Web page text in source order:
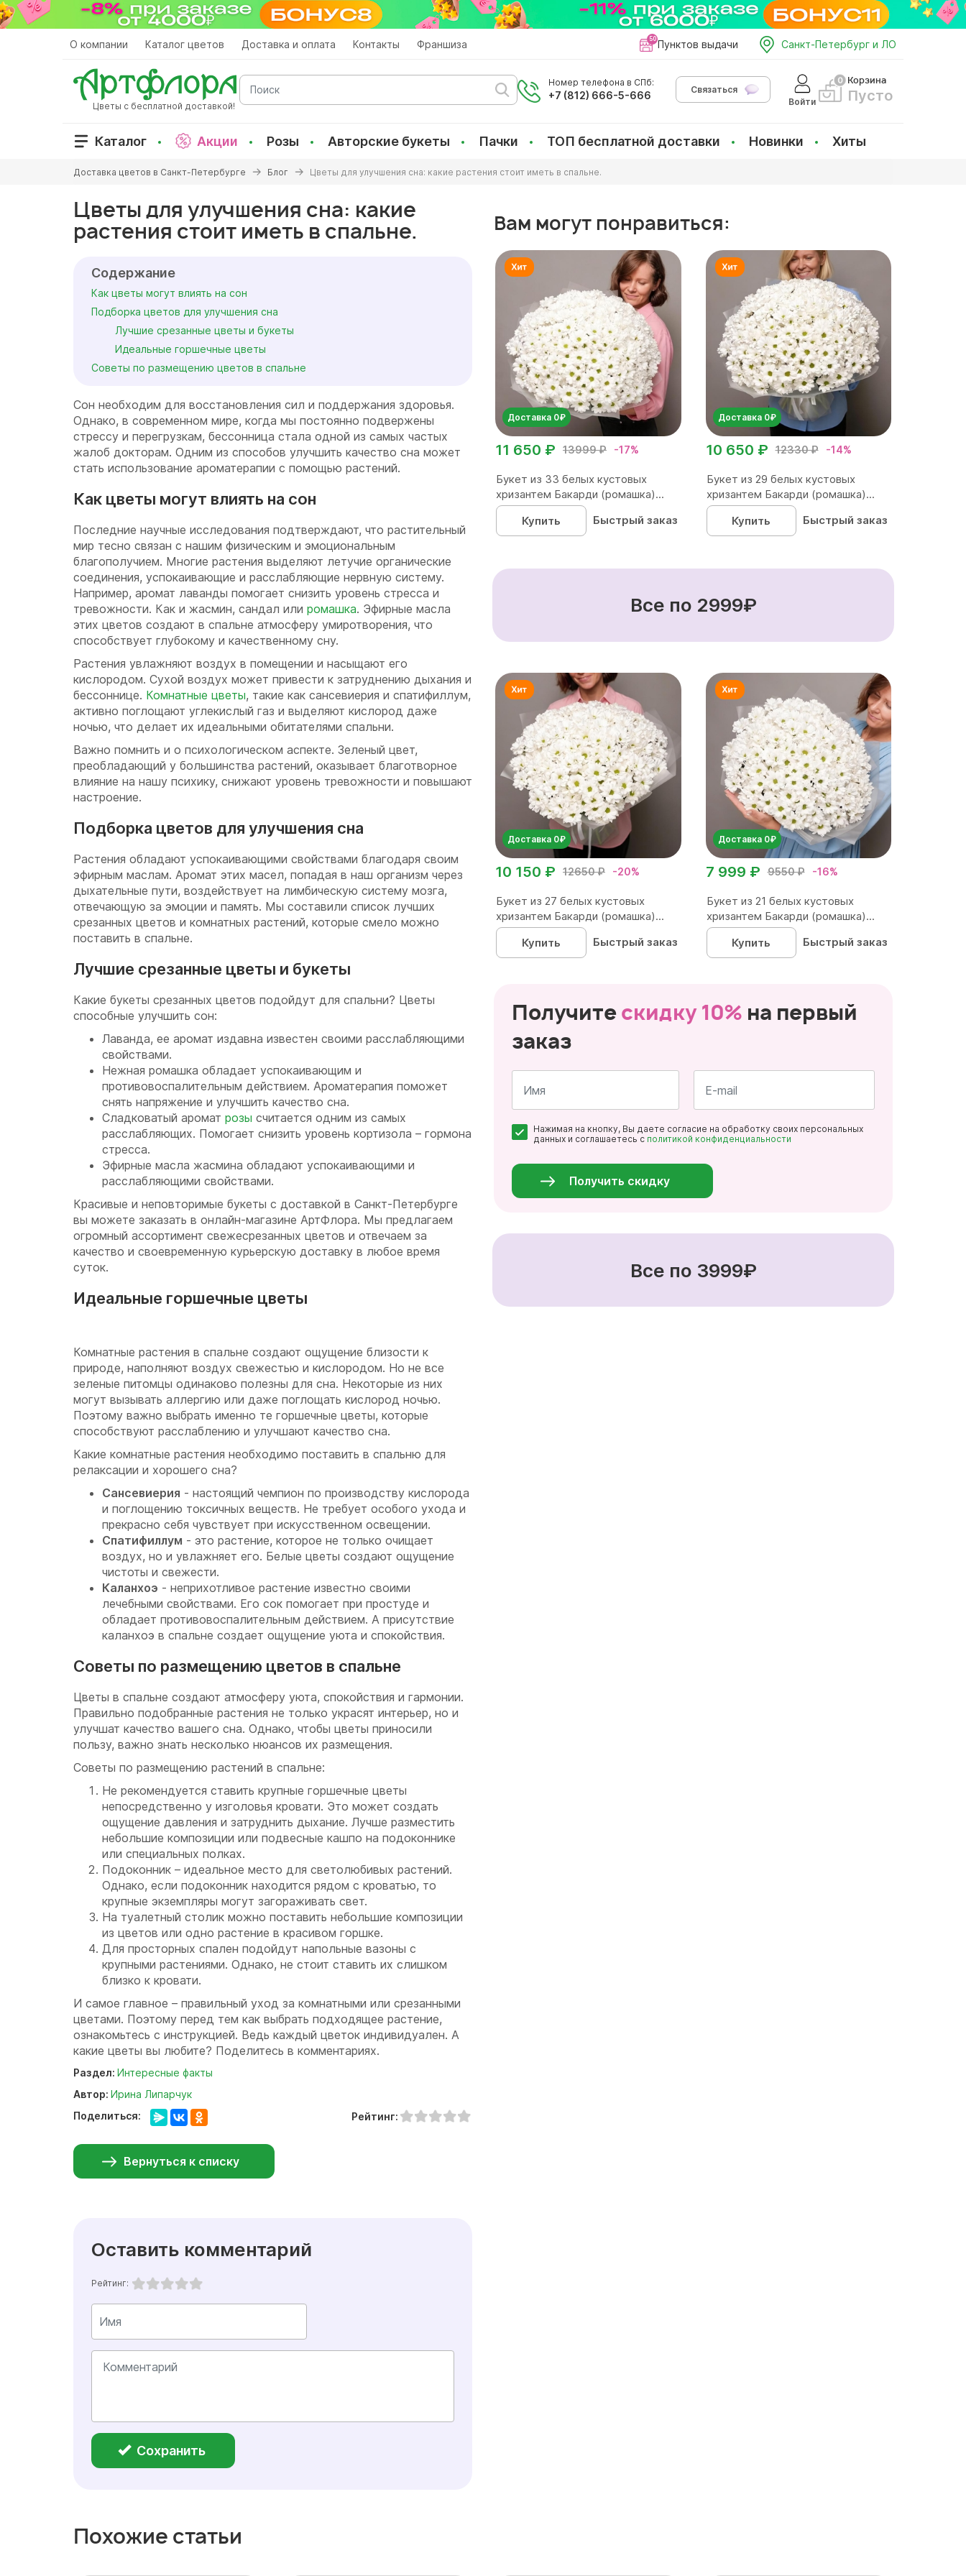
Перейти
к
О компании Каталог цветов Доставка и оплата Контакты Франшиза Пунктов выдачи Санкт-Петербург и ЛО
Цветы с бесплатной доставкой!
Поиск
Номер телефона в СПб:
+7 (812) 666-5-666
Связаться
Войти
Корзина
Пусто
Каталог Акции Розы Авторские букеты Пачки ТОП бесплатной доставки Новинки Хиты
здесь
Доставка цветов в Санкт-Петербурге Блог Цветы для улучшения сна: какие растения стоит иметь в спальне.
Цветы для улучшения сна: какие
растения стоит иметь в спальне.
Содержание
Как цветы могут влиять на сон
Подборка цветов для улучшения сна
Лучшие срезанные цветы и букеты
Идеальные горшечные цветы
Советы по размещению цветов в спальне
Сон необходим для восстановления сил и поддержания здоровья.
Однако, в современном мире, когда мы постоянно подвержены
стрессу и перегрузкам, бессонница стала одной из самых частых
жалоб докторам. Одним из способов улучшить качество сна может
стать использование ароматерапии с помощью растений.
Как цветы могут влиять на сон
Последние научные исследования подтверждают, что растительный
мир тесно связан с нашим физическим и эмоциональным
благополучием. Многие растения выделяют летучие органические
соединения, успокаивающие и расслабляющие нервную систему.
Например, аромат лаванды помогает снизить уровень стресса и
тревожности. Как и жасмин, сандал или ромашка. Эфирные масла
этих цветов создают в спальне атмосферу умиротворения, что
способствует глубокому и качественному сну.
Растения увлажняют воздух в помещении и насыщают его
кислородом. Сухой воздух может привести к затруднению дыхания и
бессоннице. Комнатные цветы, такие как сансевиерия и спатифиллум,
активно поглощают углекислый газ и выделяют кислород даже
ночью, что делает их идеальными обитателями спальни.
Важно помнить и о психологическом аспекте. Зеленый цвет,
преобладающий у большинства растений, оказывает благотворное
влияние на нашу психику, снижают уровень тревожности и повышают
настроение.
Подборка цветов для улучшения сна
Растения обладают успокаивающими свойствами благодаря своим
эфирным маслам. Аромат этих масел, попадая в наш организм через
дыхательные пути, воздействует на лимбическую систему мозга,
отвечающую за эмоции и память. Мы составили список лучших
срезанных цветов и комнатных растений, которые смело можно
поставить в спальне.
Лучшие срезанные цветы и букеты
Какие букеты срезанных цветов подойдут для спальни? Цветы
способные улучшить сон:
Лаванда, ее аромат издавна известен своими расслабляющими
свойствами.
Нежная ромашка обладает успокаивающим и
противовоспалительным действием. Ароматерапия поможет
снять напряжение и улучшить качество сна.
Сладковатый аромат розы считается одним из самых
расслабляющих. Помогает снизить уровень кортизола – гормона
стресса.
Эфирные масла жасмина обладают успокаивающими и
расслабляющими свойствами.
Красивые и неповторимые букеты с доставкой в Санкт-Петербурге
вы можете заказать в онлайн-магазине АртФлора. Мы предлагаем
огромный ассортимент свежесрезанных цветов и отвечаем за
качество и своевременную курьерскую доставку в любое время
суток.
Идеальные горшечные цветы
Комнатные растения в спальне создают ощущение близости к
природе, наполняют воздух свежестью и кислородом. Но не все
зеленые питомцы одинаково полезны для сна. Некоторые из них
могут вызывать аллергию или даже поглощать кислород ночью.
Поэтому важно выбрать именно те горшечные цветы, которые
способствуют расслаблению и улучшают качество сна.
Какие комнатные растения необходимо поставить в спальню для
релаксации и хорошего сна?
Сансевиерия - настоящий чемпион по производству кислорода
и поглощению токсичных веществ. Не требует особого ухода и
прекрасно себя чувствует при искусственном освещении.
Спатифиллум - это растение, которое не только очищает
воздух, но и увлажняет его. Белые цветы создают ощущение
чистоты и свежести.
Каланхоэ - неприхотливое растение известно своими
лечебными свойствами. Его сок помогает при простуде и
обладает противовоспалительным действием. А присутствие
каланхоэ в спальне создает ощущение уюта и спокойствия.
Советы по размещению цветов в спальне
Цветы в спальне создают атмосферу уюта, спокойствия и гармонии.
Правильно подобранные растения не только украсят интерьер, но и
улучшат качество вашего сна. Однако, чтобы цветы приносили
пользу, важно знать несколько нюансов их размещения.
Советы по размещению растений в спальне:
Не рекомендуется ставить крупные горшечные цветы
непосредственно у изголовья кровати. Это может создать
ощущение давления и затруднить дыхание. Лучше разместить
небольшие композиции или подвесные кашпо на подоконнике
или специальных полках.
Подоконник – идеальное место для светолюбивых растений.
Однако, если подоконник находится рядом с кроватью, то
крупные экземпляры могут загораживать свет.
На туалетный столик можно поставить небольшие композиции
из цветов или одно растение в красивом горшке.
Для просторных спален подойдут напольные вазоны с
крупными растениями. Однако, не стоит ставить их слишком
близко к кровати.
И самое главное – правильный уход за комнатными или срезанными
цветами. Поэтому перед тем как выбрать подходящее растение,
ознакомьтесь с инструкцией. Ведь каждый цветок индивидуален. А
какие цветы вы любите? Поделитесь в комментариях.
Раздел: Интересные факты
Автор: Ирина Липарчук
Поделиться:
Рейтинг:
Вернуться к списку
Оставить комментарий
Рейтинг:
Сохранить
Вам могут понравиться:
Доставка 0₽
13999 ₽ -17%
11 650 ₽
Букет из 33 белых кустовых
хризантем Бакарди (ромашка)...
Купить
Быстрый заказ
Доставка 0₽
12330 ₽ -14%
10 650 ₽
Букет из 29 белых кустовых
хризантем Бакарди (ромашка)...
Купить
Быстрый заказ
Все по 2999₽
Доставка 0₽
12650 ₽ -20%
10 150 ₽
Букет из 27 белых кустовых
хризантем Бакарди (ромашка)...
Купить
Быстрый заказ
Доставка 0₽
9550 ₽ -16%
7 999 ₽
Букет из 21 белых кустовых
хризантем Бакарди (ромашка)...
Купить
Быстрый заказ
Получитескидку 10% на первый
заказ
*
*
Нажимая на кнопку, Вы даете согласие на обработку своих персональных
данных и соглашаетесь с политикой конфиденциальности
Получить скидку
Все по 3999₽
Похожие статьи